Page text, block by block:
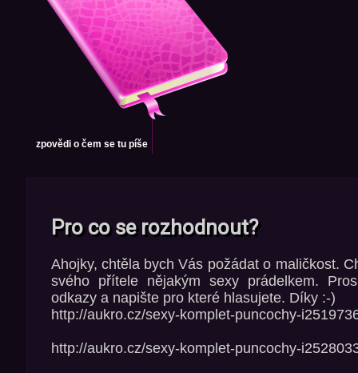
zpovědi o čem se tu píše
Pro co se rozhodnout?
Ahojky, chtěla bych Vás požádat o maličkost.
svého přítele nějakým sexy prádelkem.
odkazy a napište pro které hlasujete. Díky :-)
http://aukro.cz/sexy-komplet-puncochy-
http://aukro.cz/sexy-komplet-puncochy-